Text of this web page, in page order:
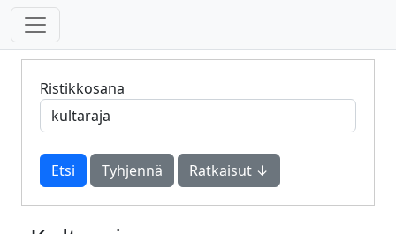
Ristikkosana
Tyhjennä Ratkaisut ↓